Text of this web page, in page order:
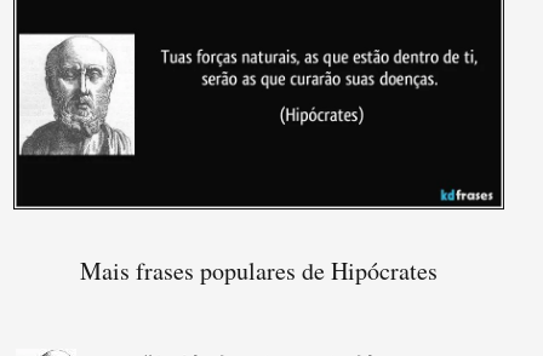
Mais frases populares de Hipócrates